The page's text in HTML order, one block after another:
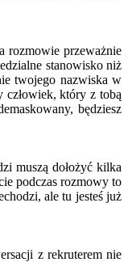
rozmowie przeważnie
stanowisko niż
twojego nazwiska w
który z tobą
będziesz
muszą dołożyć kilka
podczas rozmowy to
ale tu jesteś już
z rekruterem nie